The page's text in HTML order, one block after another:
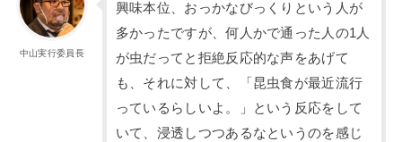
中山実行委員長
興味本位、おっかなびっくりという人が
多かったですが、何人かで通った人の1人
が虫だってと拒絶反応的な声をあげて
も、それに対して、「昆虫食が最近流行
っているらしいよ。」という反応をして
いて、浸透しつつあるなというのを感じ